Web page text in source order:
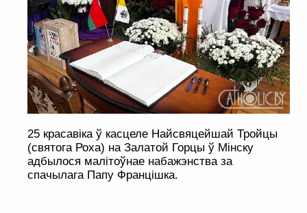
25 красавіка ў касцеле Найсвяцейшай Тройцы
(святога Роха) на Залатой Горцы ў Мінску
адбылося малітоўнае набажэнства за
спачылага Папу Францішка.